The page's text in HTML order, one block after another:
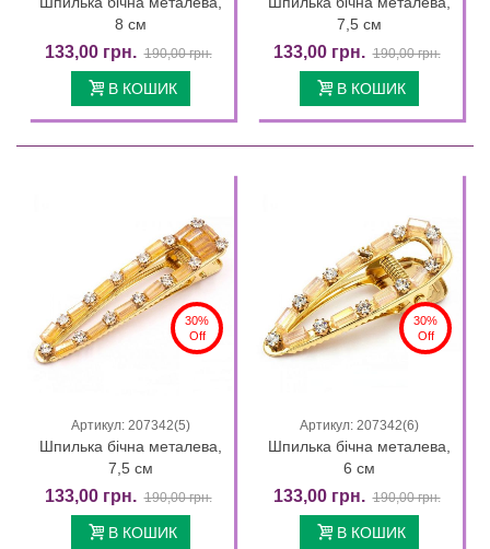
8 см
133,00 грн. 190,00 грн.
В КОШИК
7,5 см
133,00 грн. 190,00 грн.
В КОШИК
30%
Off
Артикул: 207342(5)
Шпилька бічна металева,
7,5 см
133,00 грн. 190,00 грн.
В КОШИК
30%
Off
Артикул: 207342(6)
Шпилька бічна металева,
6 см
133,00 грн. 190,00 грн.
В КОШИК